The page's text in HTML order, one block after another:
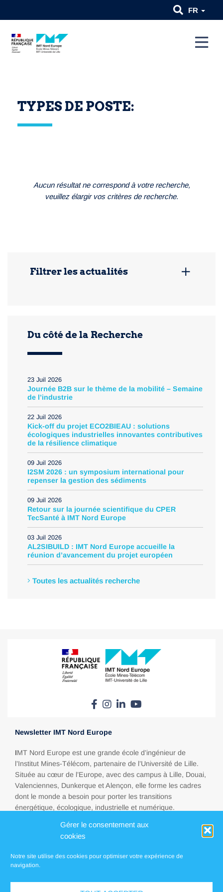
Gérer le consentement aux
cookies
Notre site utilise des cookies pour optimiser votre expérience de
navigation.
FR
TYPES DE POSTE:
Aucun résultat ne correspond à votre recherche,
veuillez élargir vos critères de recherche.
Filtrer les actualités
Admissions
Recherche
International
Du côté de la Recherche
23 Juil 2026
Journée B2B sur le thème de la mobilité – Semaine
de l’industrie
22 Juil 2026
Kick-off du projet ECO2BIEAU : solutions
écologiques industrielles innovantes contributives
de la résilience climatique
09 Juil 2026
I2SM 2026 : un symposium international pour
repenser la gestion des sédiments
09 Juil 2026
Retour sur la journée scientifique du CPER
TecSanté à IMT Nord Europe
03 Juil 2026
AL2SIBUILD : IMT Nord Europe accueille la
réunion d’avancement du projet européen
Toutes les actualités recherche
Newsletter IMT Nord Europe
IMT Nord Europe est une grande école d’ingénieur de
l’Institut Mines-Télécom, partenaire de l’Université de Lille.
Située au cœur de l’Europe, avec des campus à Lille, Douai,
Valenciennes, Dunkerque et Alençon, elle forme les cadres
dont le monde a besoin pour porter les transitions
énergétique, écologique, industrielle et numérique.
FAQ